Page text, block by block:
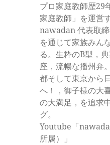
プロ家庭教師歴29
家庭教師」を運営
nawadan 代表取
を通じて家族みん
る。生粋のB型，
座，流暢な播州弁
都そして東京から
へ！，御子様の大
の大満足，を追求
グ。
Youtube「
所属）」